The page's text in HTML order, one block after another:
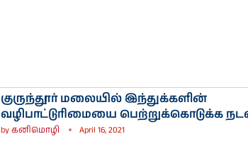
குருந்தூர் மலையில் இந்துக்களின்
வழிபாட்டுரிமையை பெற்றுக்கொடுக்க
byகனிமொழி April 16, 2021